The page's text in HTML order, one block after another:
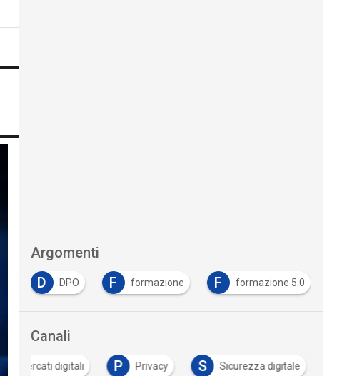
Argomenti
D DPO F formazione F formazione 5.0
Canali
Mercati digitali P Privacy S Sicurezza digitale